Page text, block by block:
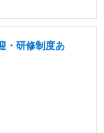
・研修制度あ